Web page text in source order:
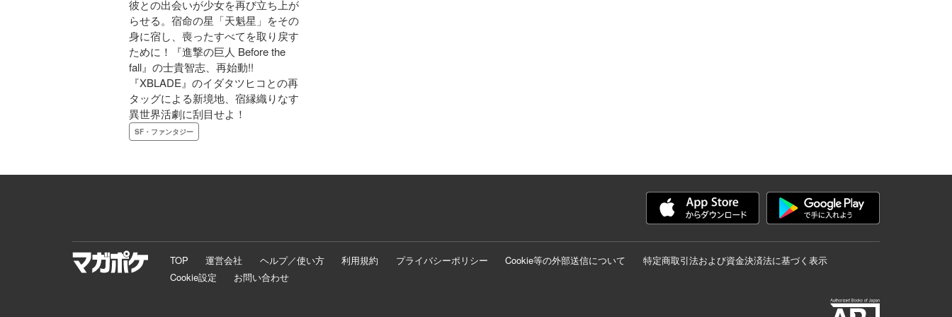
彼との出会いが少女を再び立ち上が
らせる。宿命の星「天魁星」をその
身に宿し、喪ったすべてを取り戻す
ために！『進撃の巨人 Before the
fall』の士貴智志、再始動!!
『XBLADE』のイダタツヒコとの再
タッグによる新境地、宿縁織りなす
異世界活劇に刮目せよ！
SF・ファンタジー
TOP 運営会社 ヘルプ／使い方 利用規約 プライバシーポリシー Cookie等の外部送信について
特定商取引法および資金決済法に基づく表示
Cookie設定
お問い合わせ